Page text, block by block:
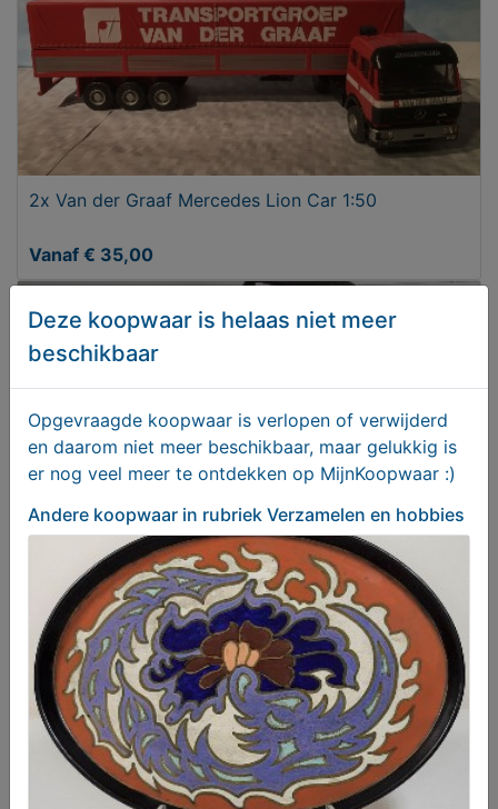
2x Van der Graaf Mercedes Lion Car 1:50
Vanaf € 35,00
Strijkijzer met onderzetter
€ 20,00
Deze koopwaar is helaas niet meer
beschikbaar
Opgevraagde koopwaar is verlopen of verwijderd
en daarom niet meer beschikbaar, maar gelukkig is
er nog veel meer te ontdekken op MijnKoopwaar :)
Andere koopwaar in rubriek Verzamelen en hobbies